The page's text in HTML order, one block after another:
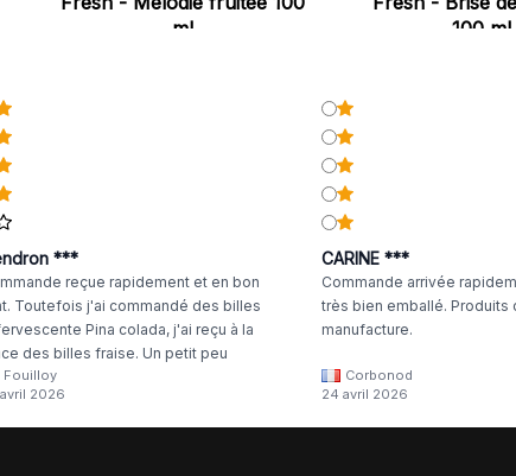
ml
100 ml
***
reçue rapidement et en bon
Toutefois j'ai commandé des billes
Pina colada, j'ai reçu à la
des billes fraise. Un petit peu
Fouilloy
2026
CARINE ***
Commande arrivée
très bien emballé. Produits
manufacture.
Corbonod
24 avril 2026